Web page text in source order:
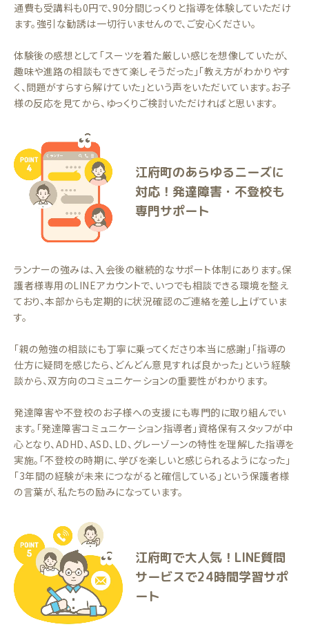
通費も受講料も0円で、90分間じっくりと指導を体験していただけ
ます。強引な勧誘は一切行いませんので、ご安心ください。
体験後の感想として「スーツを着た厳しい感じを想像していたが、
趣味や進路の相談もできて楽しそうだった」「教え方がわかりやす
く、問題がすらすら解けていた」という声をいただいています。お子
様の反応を見てから、ゆっくりご検討いただければと思います。
江府町のあらゆるニーズに
対応！発達障害・不登校も
専門サポート
ランナーの強みは、入会後の継続的なサポート体制にあります。保
護者様専用のLINEアカウントで、いつでも相談できる環境を整え
ており、本部からも定期的に状況確認のご連絡を差し上げていま
す。
「親の勉強の相談にも丁寧に乗ってくださり本当に感謝」「指導の
仕方に疑問を感じたら、どんどん意見すれば良かった」という経験
談から、双方向のコミュニケーションの重要性がわかります。
発達障害や不登校のお子様への支援にも専門的に取り組んでい
ます。「発達障害コミュニケーション指導者」資格保有スタッフが中
心となり、ADHD、ASD、LD、グレーゾーンの特性を理解した指導を
実施。「不登校の時期に、学びを楽しいと感じられるようになった」
「3年間の経験が未来につながると確信している」という保護者様
の言葉が、私たちの励みになっています。
江府町で大人気！LINE質問
サービスで24時間学習サポ
ート